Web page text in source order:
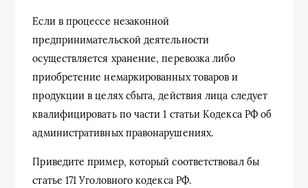
Если в процессе незаконной
предпринимательской деятельности
осуществляется хранение, перевозка либо
приобретение немаркированных товаров и
продукции в целях сбыта, действия лица следует
квалифицировать по части 1 статьи Кодекса РФ об
административных правонарушениях.
Приведите пример, который соответствовал бы
статье 171 Уголовного кодекса РФ.